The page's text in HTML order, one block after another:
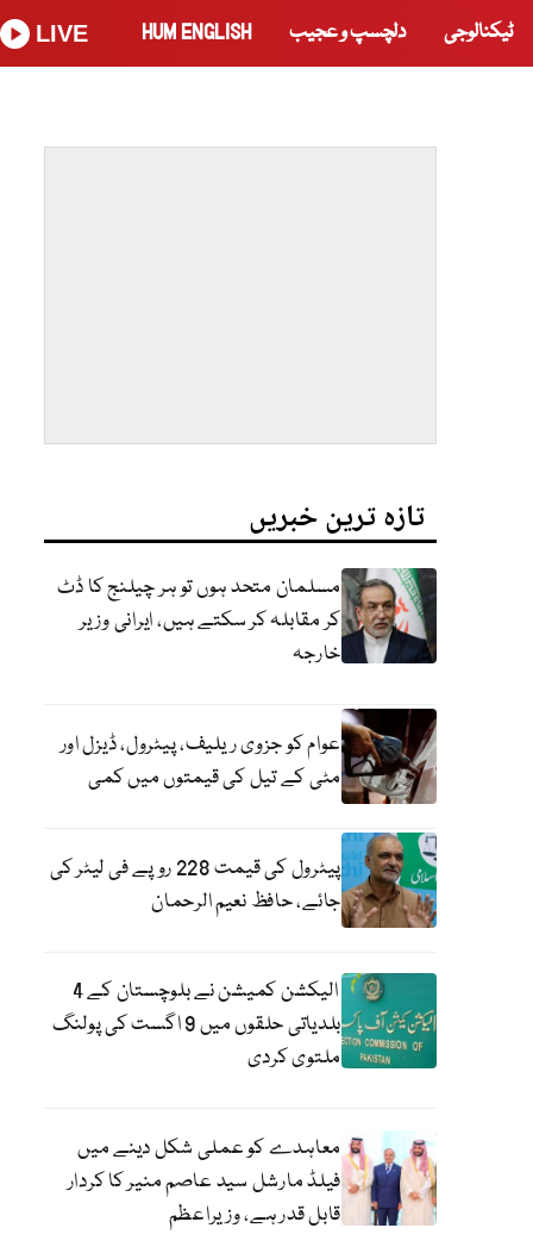
ٹیکنالوجی دلچسپ و عجیب HUM ENGLISH
LIVE
تازہ ترین خبریں
مسلمان متحد ہوں تو ہر چیلنج کا ڈٹ
کر مقابلہ کر سکتے ہیں، ایرانی وزیر
خارجہ
عوام کو جزوی ریلیف، پیٹرول، ڈیزل اور
مٹی کے تیل کی قیمتوں میں کمی
پیٹرول کی قیمت 228 روپے فی لیٹر کی
جائے، حافظ نعیم الرحمان
الیکشن کمیشن نے بلوچستان کے 4
بلدیاتی حلقوں میں 9 اگست کی پولنگ
ملتوی کردی
معاہدے کو عملی شکل دینے میں
فیلڈ مارشل سید عاصم منیر کا کردار
قابل قدر ہے، وزیراعظم